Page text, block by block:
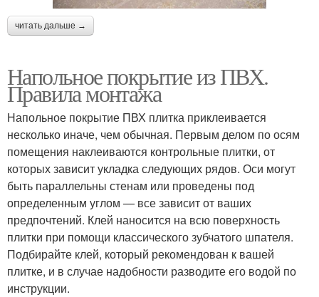
читать дальше →
Напольное покрытие из ПВХ.
Правила монтажа
Напольное покрытие ПВХ плитка приклеивается
несколько иначе, чем обычная. Первым делом по осям
помещения наклеиваются контрольные плитки, от
которых зависит укладка следующих рядов. Оси могут
быть параллельны стенам или проведены под
определенным углом — все зависит от ваших
предпочтений. Клей наносится на всю поверхность
плитки при помощи классического зубчатого шпателя.
Подбирайте клей, который рекомендован к вашей
плитке, и в случае надобности разводите его водой по
инструкции.